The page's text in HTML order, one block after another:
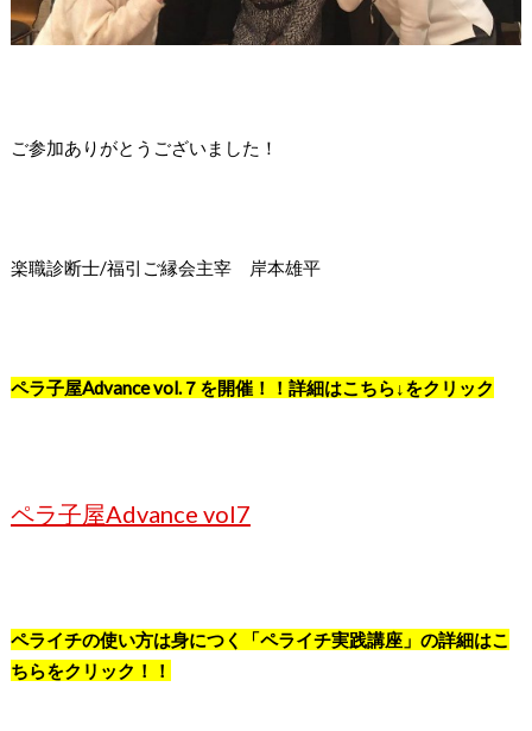
ご参加ありがとうございました！
楽職診断士/福引ご縁会主宰 岸本雄平
ペラ子屋Advance vol.７を開催！！詳細はこちら↓をクリック
ペラ子屋Advance vol7
ペライチの使い方は身につく「ペライチ実践講座」の詳細はこ
ちらをクリック！！